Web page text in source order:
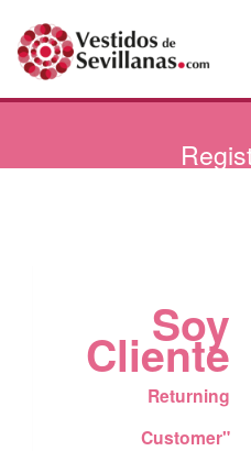
Soy
Cliente
Returning
Customer"